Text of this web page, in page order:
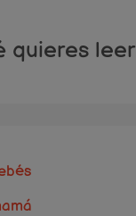
quieres leer